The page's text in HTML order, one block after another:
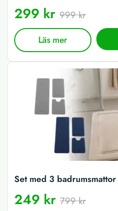
299 kr 999 kr
Läs mer
Set med 3 badrumsmattor
249 kr 799 kr